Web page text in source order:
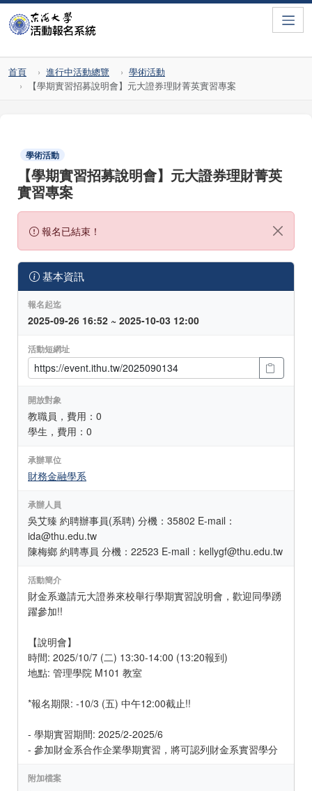
首頁 進行中活動總覽
學術活動
【學期實習招募說明會】元大證券理財菁英實習專案
學術活動
【學期實習招募說明會】元大證券理財菁英
實習專案
報名已結束！
基本資訊
報名起迄
2025-09-26 16:52 ~ 2025-10-03 12:00
活動短網址
開放對象
教職員，費用：0
學生，費用：0
承辦單位
財務金融學系
承辦人員
吳艾臻 約聘辦事員(系聘) 分機：35802 E-mail：
ida@thu.edu.tw
陳梅鄉 約聘專員 分機：22523 E-mail：kellygf@thu.edu.tw
活動簡介
財金系邀請元大證券來校舉行學期實習說明會，歡迎同學踴
躍參加!!
【說明會】
時間: 2025/10/7 (二) 13:30-14:00 (13:20報到)
地點: 管理學院 M101 教室
*報名期限: -10/3 (五) 中午12:00截止!!
- 學期實習期間: 2025/2-2025/6
- 參加財金系合作企業學期實習，將可認列財金系實習學分
附加檔案